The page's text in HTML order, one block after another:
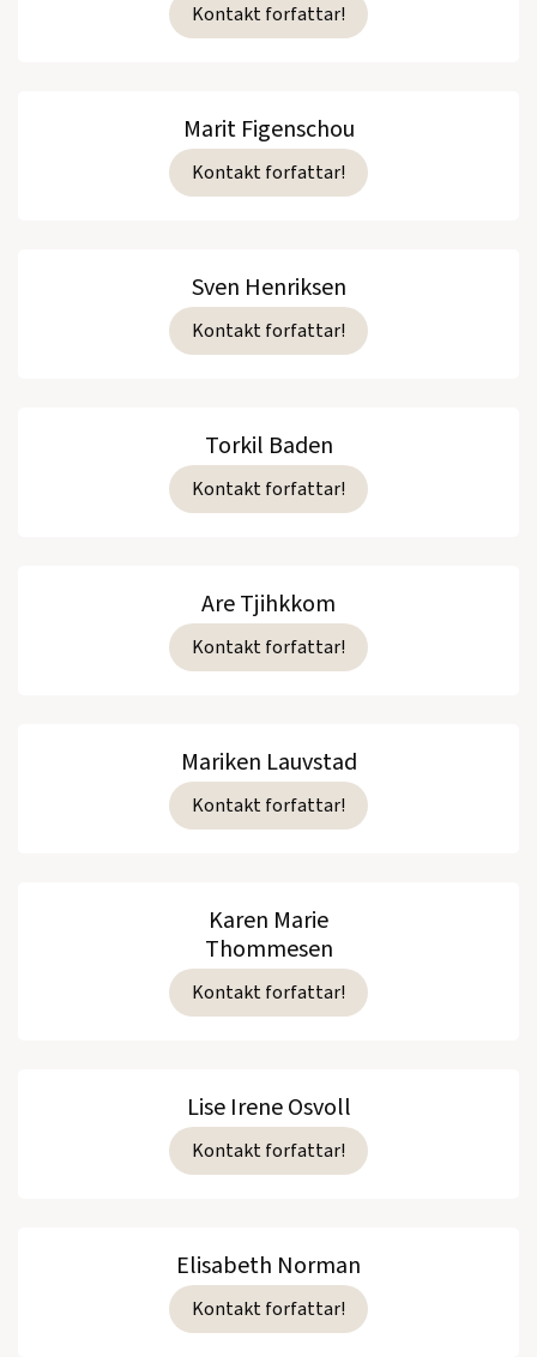
Kontakt forfattar!
Marit Figenschou
Kontakt forfattar!
Sven Henriksen
Kontakt forfattar!
Torkil Baden
Kontakt forfattar!
Are Tjihkkom
Kontakt forfattar!
Mariken Lauvstad
Kontakt forfattar!
Karen Marie
Thommesen
Kontakt forfattar!
Lise Irene Osvoll
Kontakt forfattar!
Elisabeth Norman
Kontakt forfattar!